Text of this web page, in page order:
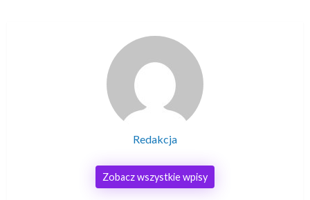
Redakcja
Zobacz wszystkie wpisy